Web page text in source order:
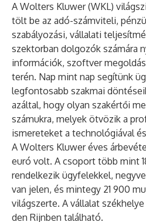
A Wolters Kluwer (WKL)
tölt be az adó-számviteli,
szabályozási, vállalati
szektorban dolgozók számára
információk, szoftver
terén. Nap mint nap segítünk
legfontosabb szakmai
azáltal, hogy olyan szakértői
számukra, melyek ötvözik a
ismereteket a technológiával
A Wolters Kluwer éves
euró volt. A csoport több mint
rendelkezik ügyfelekkel,
van jelen, és mintegy 21 900
világszerte. A vállalat
den Rijnben található.